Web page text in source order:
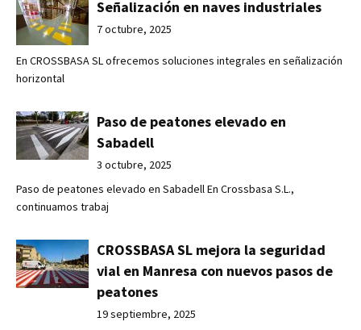
Señalización en naves industriales
7 octubre, 2025
En CROSSBASA SL ofrecemos soluciones integrales en señalización
horizontal
Paso de peatones elevado en
Sabadell
3 octubre, 2025
Paso de peatones elevado en Sabadell En Crossbasa S.L.,
continuamos trabaj
CROSSBASA SL mejora la seguridad
vial en Manresa con nuevos pasos de
peatones
19 septiembre, 2025